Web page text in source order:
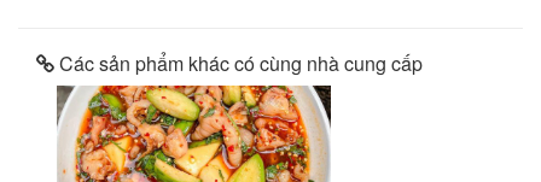
Các sản phẩm khác có cùng nhà cung cấp